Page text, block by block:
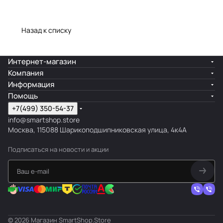
Назад к списку
Интернет-магазин
Компания
Информация
Помощь
+7(499) 350-54-37
info@smartshop.store
Москва, 115088 Шарикоподшипниковская улица, 4к4А
Подписаться на новости и акции
© 2026 Магазин SmartShop.Store